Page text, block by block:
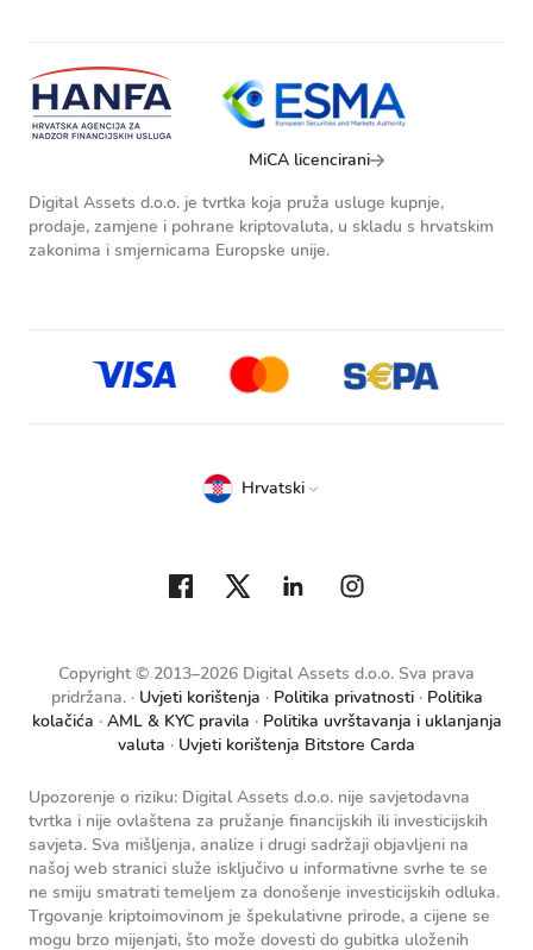
MiCA licencirani
Digital Assets d.o.o. je tvrtka koja pruža usluge kupnje,
prodaje, zamjene i pohrane kriptovaluta, u skladu s hrvatskim
zakonima i smjernicama Europske unije.
Copyright © 2013–2026 Digital Assets d.o.o. Sva prava
pridržana.
Uvjeti korištenja Politika privatnosti
Politika
kolačića
AML & KYC pravila
Politika uvrštavanja i uklanjanja
valuta
Uvjeti korištenja Bitstore Carda
Hrvatski
Upozorenje o riziku: Digital Assets d.o.o. nije savjetodavna
tvrtka i nije ovlaštena za pružanje financijskih ili investicijskih
savjeta. Sva mišljenja, analize i drugi sadržaji objavljeni na
našoj web stranici služe isključivo u informativne svrhe te se
ne smiju smatrati temeljem za donošenje investicijskih odluka.
Trgovanje kriptoimovinom je špekulativne prirode, a cijene se
mogu brzo mijenjati, što može dovesti do gubitka uloženih